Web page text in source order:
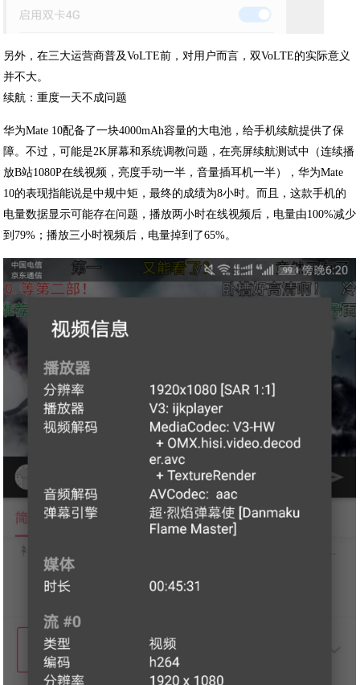
另外，在三大运营商普及VoLTE前，对用户而言，双VoLTE的实际意义
并不大。
续航：重度一天不成问题
华为Mate 10配备了一块4000mAh容量的大电池，给手机续航提供了保
障。不过，可能是2K屏幕和系统调教问题，在亮屏续航测试中（连续播
放B站1080P在线视频，亮度手动一半，音量插耳机一半），华为Mate
10的表现指能说是中规中矩，最终的成绩为8小时。而且，这款手机的
电量数据显示可能存在问题，播放两小时在线视频后，电量由100%减少
到79%；播放三小时视频后，电量掉到了65%。